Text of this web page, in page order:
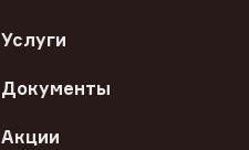
Услуги
Документы
Акции